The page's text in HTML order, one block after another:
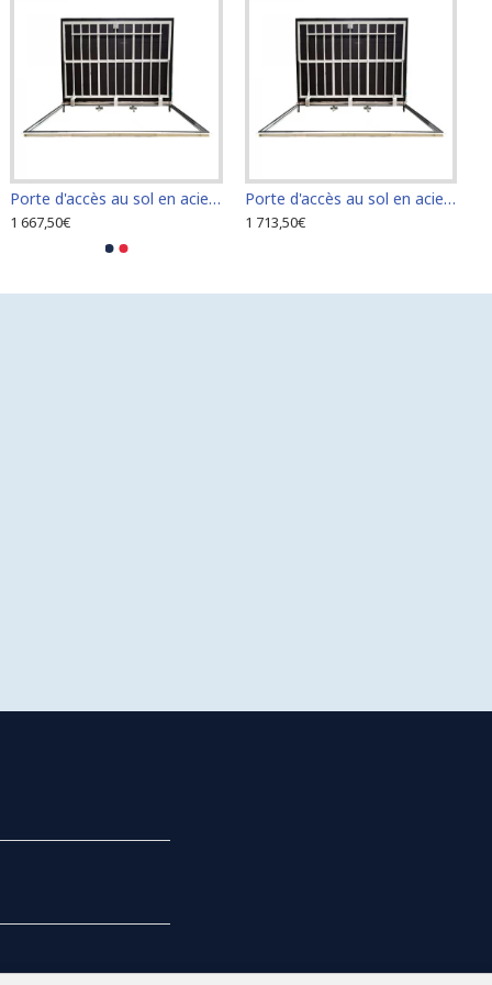
Porte d'accès au sol en acier inoxydable 60 cm x 110 cm pour intérieur et extérieur
1 667,50€
Porte d'accès au sol en acier inoxydable 60 cm x 120 cm pour intérieur et extérieur
1 713,50€